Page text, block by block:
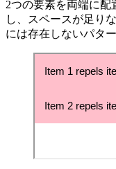
2つの要素を両端に
し、スペースが足り
には存在しないパター